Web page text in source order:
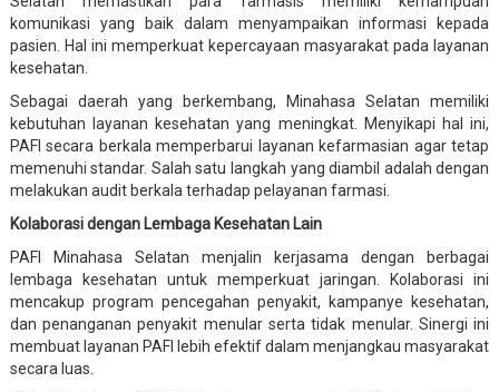
komunikasi yang baik dalam menyampaikan informasi kepada
pasien. Hal ini memperkuat kepercayaan masyarakat pada layanan
kesehatan.
Sebagai daerah yang berkembang, Minahasa Selatan memiliki
kebutuhan layanan kesehatan yang meningkat. Menyikapi hal ini,
PAFI secara berkala memperbarui layanan kefarmasian agar tetap
memenuhi standar. Salah satu langkah yang diambil adalah dengan
melakukan audit berkala terhadap pelayanan farmasi.
Kolaborasi dengan Lembaga Kesehatan Lain
PAFI Minahasa Selatan menjalin kerjasama dengan berbagai
lembaga kesehatan untuk memperkuat jaringan. Kolaborasi ini
mencakup program pencegahan penyakit, kampanye kesehatan,
dan penanganan penyakit menular serta tidak menular. Sinergi ini
membuat layanan PAFI lebih efektif dalam menjangkau masyarakat
secara luas.